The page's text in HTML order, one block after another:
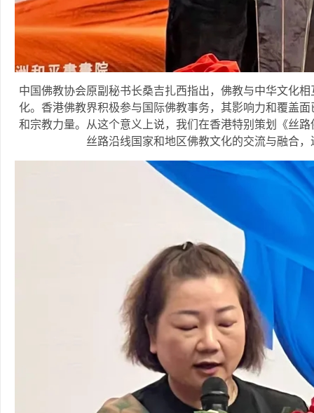
中国佛教协会原副秘书长桑吉扎西指出，佛教与中华文化
化。香港佛教界积极参与国际佛教事务，其影响力和覆盖
和宗教力量。从这个意义上说，我们在香港特别策划《丝
丝路沿线国家和地区佛教文化的交流与融合